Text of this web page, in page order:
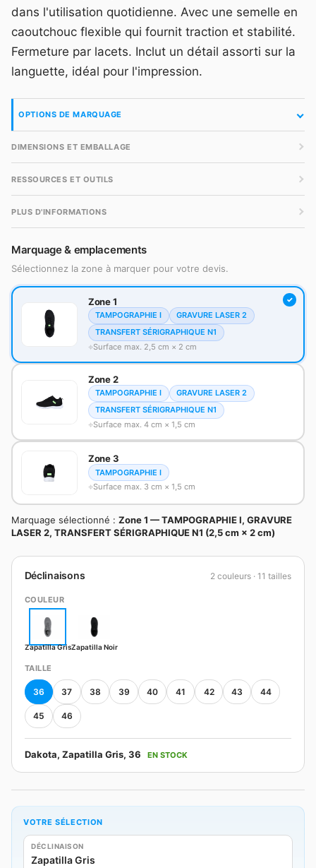
dans l'utilisation quotidienne. Avec une semelle en
caoutchouc flexible qui fournit traction et stabilité.
Fermeture par lacets. Inclut un détail assorti sur la
languette, idéal pour l'impression.
OPTIONS DE MARQUAGE
DIMENSIONS ET EMBALLAGE
RESSOURCES ET OUTILS
PLUS D'INFORMATIONS
Marquage & emplacements
Sélectionnez la zone à marquer pour votre devis.
Zone 1
TAMPOGRAPHIE I
GRAVURE LASER 2
TRANSFERT SÉRIGRAPHIQUE N1
Surface max. 2,5 cm × 2 cm
Zone 2
TAMPOGRAPHIE I
GRAVURE LASER 2
TRANSFERT SÉRIGRAPHIQUE N1
Surface max. 4 cm × 1,5 cm
Zone 3
TAMPOGRAPHIE I
Surface max. 3 cm × 1,5 cm
Marquage sélectionné : Zone 1 — TAMPOGRAPHIE I, GRAVURE
LASER 2, TRANSFERT SÉRIGRAPHIQUE N1 (2,5 cm × 2 cm)
Déclinaisons 2 couleurs · 11 tailles
COULEUR
Zapatilla GrisZapatilla Noir
TAILLE
36 37 38 39 40 41 42 43 44
45 46
Dakota, Zapatilla Gris, 36 EN STOCK
VOTRE SÉLECTION
DÉCLINAISON
Zapatilla Gris